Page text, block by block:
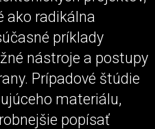
ako radikálna
príklady
nástroje a postupy
Prípadové štúdie
materiálu,
popísať